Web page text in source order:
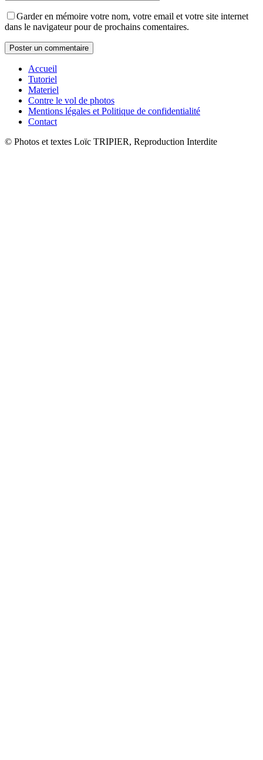
Garder en mémoire votre nom, votre email et votre site internet
dans le navigateur pour de prochains comentaires.
Accueil
Tutoriel
Materiel
Contre le vol de photos
Mentions légales et Politique de confidentialité
Contact
© Photos et textes Loïc TRIPIER, Reproduction Interdite